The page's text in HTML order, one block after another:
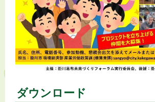
ダウンロード